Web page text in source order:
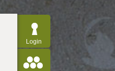
Login